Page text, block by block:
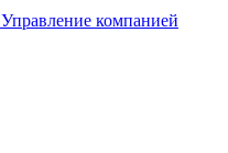
Управление компанией